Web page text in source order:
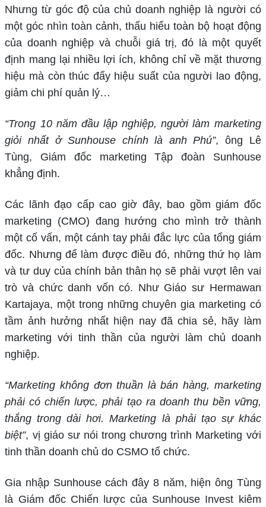
Nhưng từ góc độ của chủ doanh nghiệp là người có
một góc nhìn toàn cảnh, thấu hiểu toàn bộ hoạt động
của doanh nghiệp và chuỗi giá trị, đó là một quyết
định mang lại nhiều lợi ích, không chỉ về mặt thương
hiệu mà còn thúc đẩy hiệu suất của người lao động,
giảm chi phí quản lý…
“Trong 10 năm đầu lập nghiệp, người làm marketing
giỏi nhất ở Sunhouse chính là anh Phú”, ông Lê
Tùng, Giám đốc marketing Tập đoàn Sunhouse
khẳng định.
Các lãnh đạo cấp cao giờ đây, bao gồm giám đốc
marketing (CMO) đang hướng cho mình trở thành
một cố vấn, một cánh tay phải đắc lực của tổng giám
đốc. Nhưng để làm được điều đó, những thứ họ làm
và tư duy của chính bản thân họ sẽ phải vượt lên vai
trò và chức danh vốn có. Như Giáo sư Hermawan
Kartajaya, một trong những chuyên gia marketing có
tầm ảnh hưởng nhất hiện nay đã chia sẻ, hãy làm
marketing với tinh thần của người làm chủ doanh
nghiệp.
“Marketing không đơn thuần là bán hàng, marketing
phải có chiến lược, phải tạo ra doanh thu bền vững,
thắng trong dài hơi. Marketing là phải tạo sự khác
biệt”, vị giáo sư nói trong chương trình Marketing với
tinh thần doanh chủ do CSMO tổ chức.
Gia nhập Sunhouse cách đây 8 năm, hiện ông Tùng
là Giám đốc Chiến lược của Sunhouse Invest kiêm